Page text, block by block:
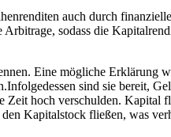
auch durch
sodass die
Eine mögliche Erklärung
sind sie bereit,
Zeit hoch verschulden.
Kapitalstock fließen, was